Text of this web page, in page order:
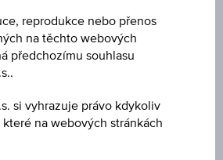
reprodukce nebo přenos
na těchto webových
předchozímu souhlasu
si vyhrazuje právo kdykoliv
na webových stránkách